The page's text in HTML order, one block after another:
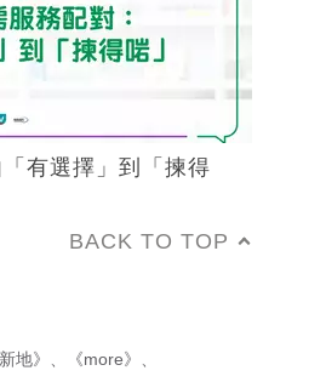
有選擇」到「揀得
BACK TO TOP
地》 、 《more》 、